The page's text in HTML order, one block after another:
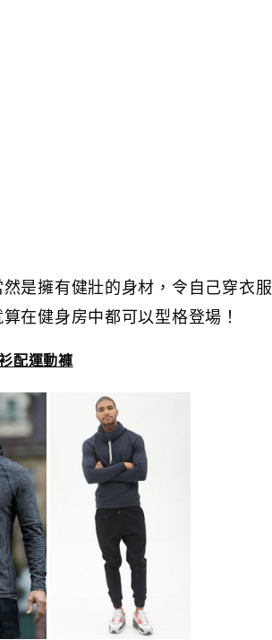
是擁有健壯的身材，令自己穿衣服
在健身房中都可以型格登場！
配運動褲